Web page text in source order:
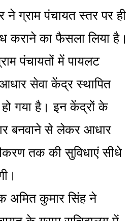
ने ग्राम पंचायत स्तर पर ही
कराने का फैसला लिया है।
पंचायतों में पायलट
सेवा केंद्र स्थापित
गया है। इन केंद्रों के
बनवाने से लेकर आधार
तक की सुविधाएं सीधे
अमित कुमार सिंह ने